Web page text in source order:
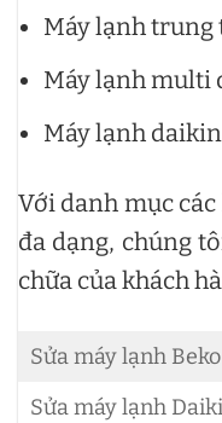
Máy lạnh
Máy lạnh multi
Máy lạnh
Với danh mục
đa dạng, chúng
chữa của khách
Sửa máy lạnh Beko
Sửa máy lạnh